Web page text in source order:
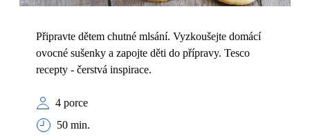
Připravte dětem chutné mlsání. Vyzkoušejte domácí
ovocné sušenky a zapojte děti do přípravy. Tesco
recepty - čerstvá inspirace.
4 porce
50 min.